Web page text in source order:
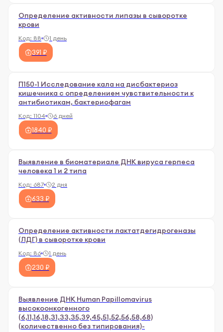
Определение активности липазы в сыворотке
крови
Код: 88 1 день
391 ₽
П150-1 Исследование кала на дисбактериоз
кишечника с определением чувствительности к
антибиотикам, бактериофагам
Код: 1104 6 дней
1840 ₽
Выявление в биоматериале ДНК вируса герпеса
человека 1 и 2 типа
Код: 687 2 дня
633 ₽
Определение активности лактатдегидрогеназы
(ЛДГ) в сыворотке крови
Код: 86 1 день
230 ₽
Выявление ДНК Human Papillomavirus
высокоонкогенного
(6,11,16,18,31,33,35,39,45,51,52,56,58,68)
(количественно без типирования)-